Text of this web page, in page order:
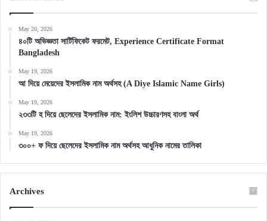
May 20, 2026
৪০টি অভিজ্ঞতা সার্টিফিকেট ফরমেট, Experience Certificate Format
Bangladesh
May 19, 2026
আ দিয়ে মেয়েদের ইসলামিক নাম অর্থসহ (A Diye Islamic Name Girls)
May 19, 2026
২৩৩টি হ দিয়ে ছেলেদের ইসলামিক নাম: ইংলিশ উচ্চারণসহ বাংলা অর্থ
May 19, 2026
৩০০+ ফ দিয়ে ছেলেদের ইসলামিক নাম অর্থসহ আধুনিক নামের তালিকা
Archives